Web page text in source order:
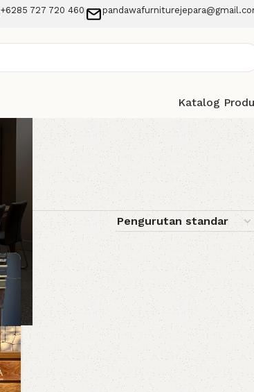
+6285 727 720 460
Katalog